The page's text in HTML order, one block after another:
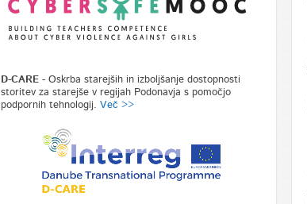
D-CARE - Oskrba starejših in izboljšanje dostopnosti
storitev za starejše v regijah Podonavja s pomočjo
podpornih tehnologij.Več >>